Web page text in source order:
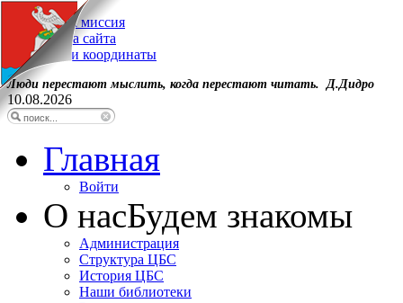
Наша миссия
Карта сайта
Наши координаты
Люди перестают мыслить, когда перестают читать. Д.Дидро
10.08.2026
Главная
Войти
О насБудем знакомы
Администрация
Структура ЦБС
История ЦБС
Наши библиотеки